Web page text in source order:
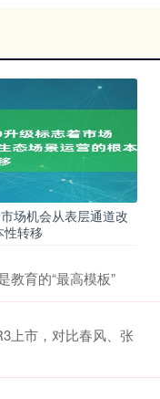
场机会从表层通道改
性转移
教育的“最高模板”
上市，对比春风、张